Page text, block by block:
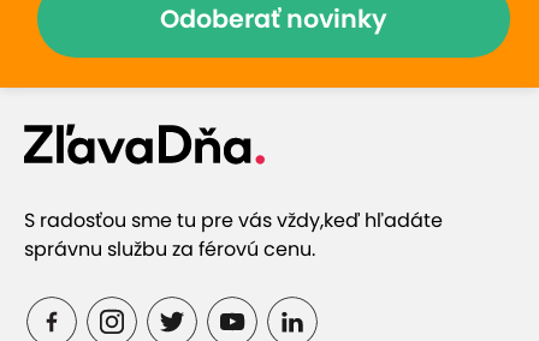
Odoberať novinky
S radosťou sme tu pre vás vždy,keď hľadáte
správnu službu za férovú cenu.